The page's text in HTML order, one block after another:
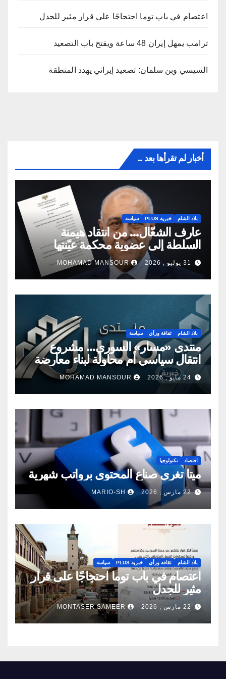
اعتصام في باب توما احتجاجًا على قرار مثير للجدل
ترامب يمهل إيران 48 ساعة ويفتح باب التصعيد
السيسي وبن سلمان: تصعيد إيراني يهدد المنطقة
أخبار لم تقرأها بعد ..
بلاد الشام خبرية PLUS سياسة
عارف الشعّال… من انتقاد هيمنة
السلطة إلى عضوية محكمة عيّنتها
السلطة
31 يوليو , 2026 MOHAMAD MANSOUR
بلاد الشام ثقافة ورأي سياسة
منتدى «مسار» السوري… مشروع
انتقال سياسي أم محاولة لبناء معارضة
جديدة؟
24 مايو , 2026 MOHAMAD MANSOUR
اقتصاد تكنولوجيا
ميتا تغري صناع المحتوى برواتب شهرية
22 مارس , 2026 MARIO-SH
بلاد الشام ثقافة ورأي خبرية PLUS سياسة
اعتصام في باب توما احتجاجًا على قرار
مثير للجدل
22 مارس , 2026 MONTASER SAMEER